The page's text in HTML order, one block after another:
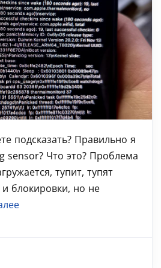
подсказать? Правильно я
sensor? Что это? Проблема
тупит, тупят
блокировки, но не